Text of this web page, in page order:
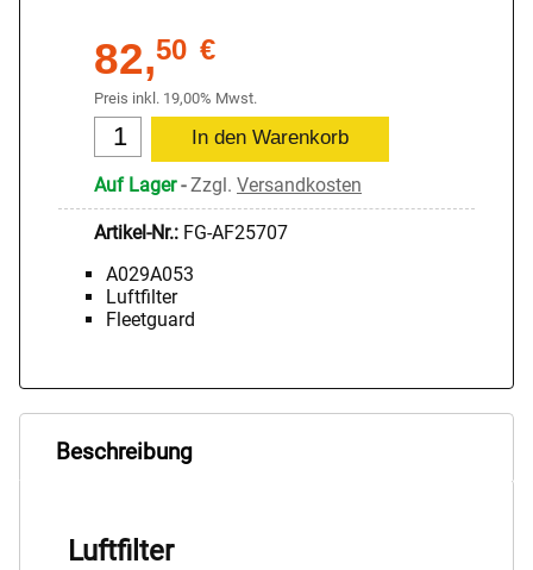
82,50 €
Preis inkl. 19,00% Mwst.
Auf Lager-Zzgl. Versandkosten
Artikel-Nr.: FG-AF25707
A029A053
Luftfilter
Fleetguard
Beschreibung
Luftfilter